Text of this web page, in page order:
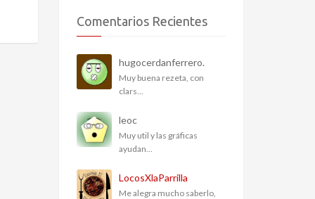
Comentarios Recientes
hugocerdanferrero.
Muy buena rezeta, con
clars...
leoc
Muy util y las gráficas
ayudan...
LocosXlaParrilla
Me alegra mucho saberlo,